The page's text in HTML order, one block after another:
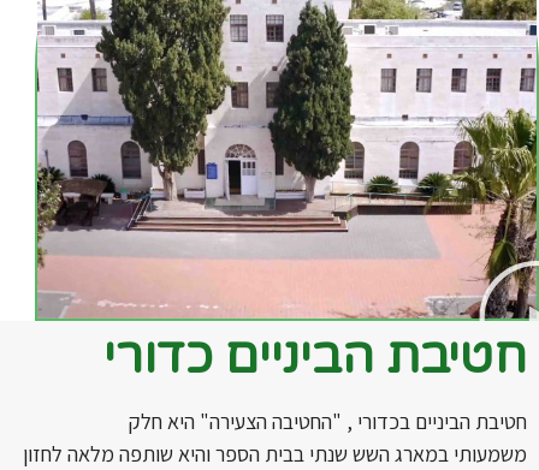
חטיבת הביניים כדורי
חטיבת הביניים בכדורי , "החטיבה הצעירה" היא חלק
משמעותי במארג השש שנתי בבית הספר והיא שותפה מלאה לחזון